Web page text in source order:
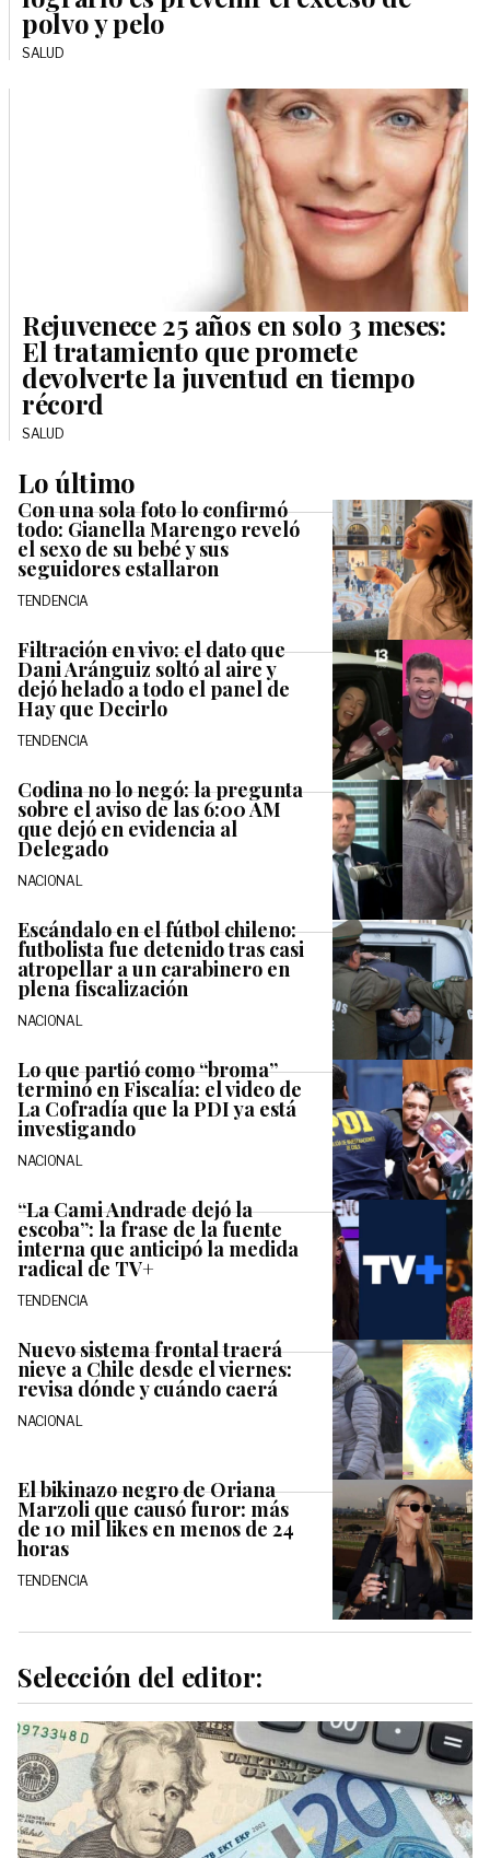
polvo y pelo
SALUD
Rejuvenece 25 años en solo 3 meses:
El tratamiento que promete
devolverte la juventud en tiempo
récord
SALUD
Lo último
Con una sola foto lo confirmó
todo: Gianella Marengo reveló
el sexo de su bebé y sus
seguidores estallaron
TENDENCIA
Filtración en vivo: el dato que
Dani Aránguiz soltó al aire y
dejó helado a todo el panel de
Hay que Decirlo
TENDENCIA
Codina no lo negó: la pregunta
sobre el aviso de las 6:00 AM
que dejó en evidencia al
Delegado
NACIONAL
Escándalo en el fútbol chileno:
futbolista fue detenido tras casi
atropellar a un carabinero en
plena fiscalización
NACIONAL
Lo que partió como “broma”
terminó en Fiscalía: el video de
La Cofradía que la PDI ya está
investigando
NACIONAL
“La Cami Andrade dejó la
escoba”: la frase de la fuente
interna que anticipó la medida
radical de TV+
TENDENCIA
Nuevo sistema frontal traerá
nieve a Chile desde el viernes:
revisa dónde y cuándo caerá
NACIONAL
El bikinazo negro de Oriana
Marzoli que causó furor: más
de 10 mil likes en menos de 24
horas
TENDENCIA
Selección del editor: